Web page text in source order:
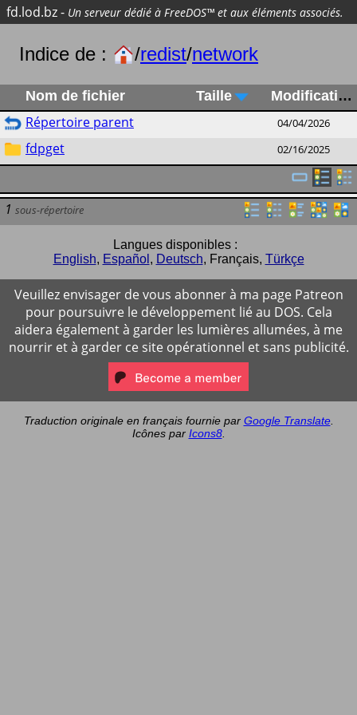
fd.lod.bz- Un serveur dédié à FreeDOS™ et aux éléments associés.
Indice de : /redist/network
Nom de fichier Taille Modification
Répertoire parent 04/04/2026
fdpget 02/16/2025
1 sous-répertoire
Langues disponibles :
English, Español , Deutsch, Français, Türkçe
Veuillez envisager de vous abonner à ma page Patreon
pour poursuivre le développement lié au DOS. Cela
aidera également à garder les lumières allumées, à me
nourrir et à garder ce site opérationnel et sans publicité.
Traduction originale en français fournie par Google Translate.
Icônes par Icons8.